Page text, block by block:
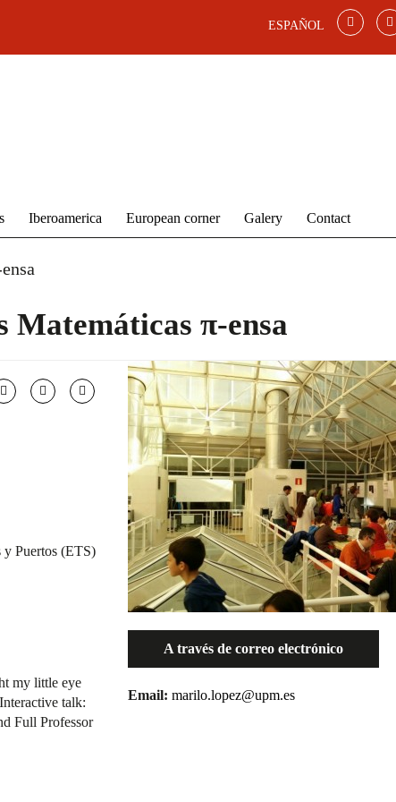
ESPAÑOL
Iberoamerica European corner Galery Contact
Matemáticas π-ensa
y Puertos (ETS)
my little eye
talk:
Full Professor
A través de correo electrónico
Email: marilo.lopez@upm.es